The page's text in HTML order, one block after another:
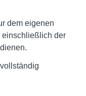
dem eigenen
einschließlich der